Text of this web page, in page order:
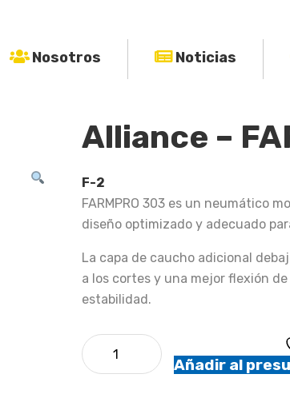
Nosotros Noticias
Alliance –
F-2
FARMPRO 303 es un neumático
diseño optimizado y adecuado
La capa de caucho adicional
a los cortes y una mejor flexión
estabilidad.
Alliance - FARMPRO 303 cantidad
Añadir al